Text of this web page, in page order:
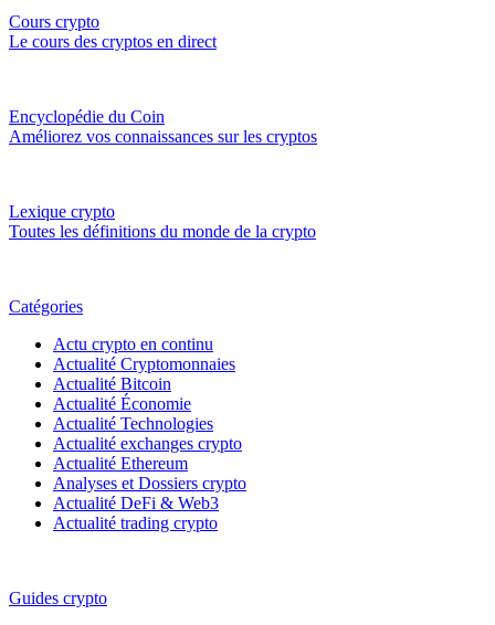
Cours crypto
Le cours des cryptos en direct
Encyclopédie du Coin
Améliorez vos connaissances sur les cryptos
Lexique crypto
Toutes les définitions du monde de la crypto
Catégories
Actu crypto en continu
Actualité Cryptomonnaies
Actualité Bitcoin
Actualité Économie
Actualité Technologies
Actualité exchanges crypto
Actualité Ethereum
Analyses et Dossiers crypto
Actualité DeFi & Web3
Actualité trading crypto
Guides crypto